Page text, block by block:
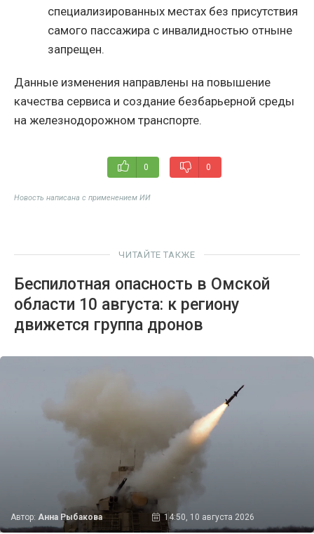
специализированных местах без присутствия
самого пассажира с инвалидностью отныне
запрещен.
Данные изменения направлены на повышение
качества сервиса и создание безбарьерной среды
на железнодорожном транспорте.
0 0
Новость написана с применением ИИ
ЧИТАЙТЕ ТАКЖЕ
Беспилотная опасность в Омской
области 10 августа: к региону
движется группа дронов
Автор: Анна Рыбакова 14:50, 10 августа 2026